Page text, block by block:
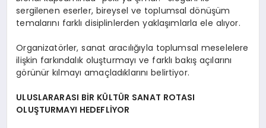
sergilenen eserler, bireysel ve toplumsal dönüşüm
temalarını farklı disiplinlerden yaklaşımlarla ele alıyor.
Organizatörler, sanat aracılığıyla toplumsal meselelere
ilişkin farkındalık oluşturmayı ve farklı bakış açılarını
görünür kılmayı amaçladıklarını belirtiyor.
ULUSLARARASI BİR KÜLTÜR SANAT ROTASI
OLUŞTURMAYI HEDEFLİYOR